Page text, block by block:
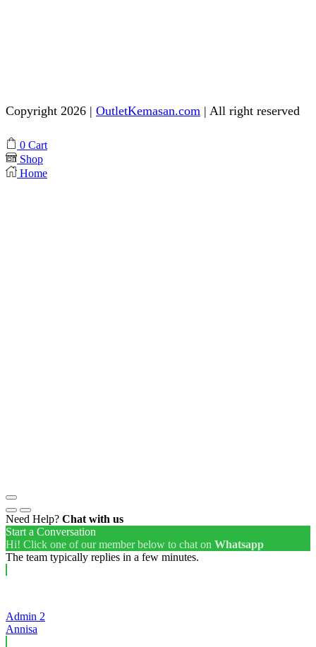
Copyright 2026 | OutletKemasan.com | All right reserved
Facebook
Instagram
Pinterest
Whatsapp
Tik-
tok
Youtube
0 Cart
Shop
Home
Need Help? Chat with us
Start a Conversation
Hi! Click one of our member below to chat on Whatsapp
The team typically replies in a few minutes.
Admin 2
Annisa